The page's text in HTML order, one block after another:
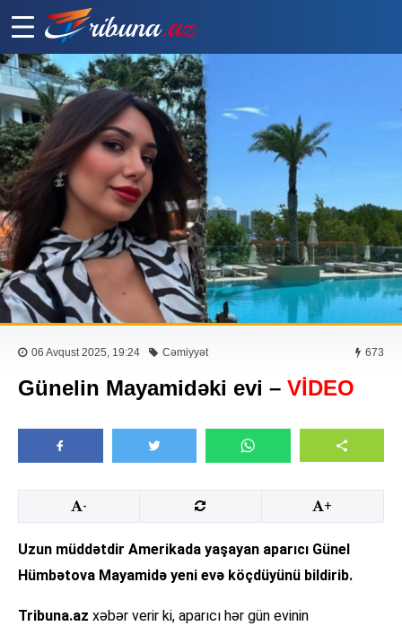
06 Avqust 2025, 19:24 Cəmiyyət 673
Günelin Mayamidəki evi – VİDEO
- +
Uzun müddətdir Amerikada yaşayan aparıcı Günel
Hümbətova Mayamidə yeni evə köçdüyünü bildirib.
Tribuna.az xəbər verir ki, aparıcı hər gün evinin